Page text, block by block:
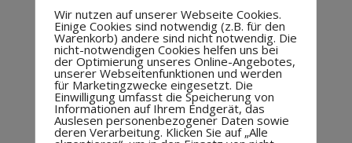
Schritt 2: Zusatzprodukte entdecken & dazubuchen
Schritt 3: Daten eingeben, Gutschein oder
Rabattcode einlösen & bezahlen
Datum
August 2026
Montag
Mo Dienstag
Di Mittwoch
Mi Donnerstag
Do Freitag
Fr Samstag
Sa Sonntag
So
1
2
Wir nutzen auf unserer Webseite Cookies.
Einige Cookies sind notwendig (z.B. für den
Warenkorb) andere sind nicht notwendig. Die
nicht-notwendigen Cookies helfen uns bei
der Optimierung unseres Online-Angebotes,
unserer Webseitenfunktionen und werden
für Marketingzwecke eingesetzt. Die
Einwilligung umfasst die Speicherung von
Informationen auf Ihrem Endgerät, das
Auslesen personenbezogener Daten sowie
deren Verarbeitung. Klicken Sie auf „Alle